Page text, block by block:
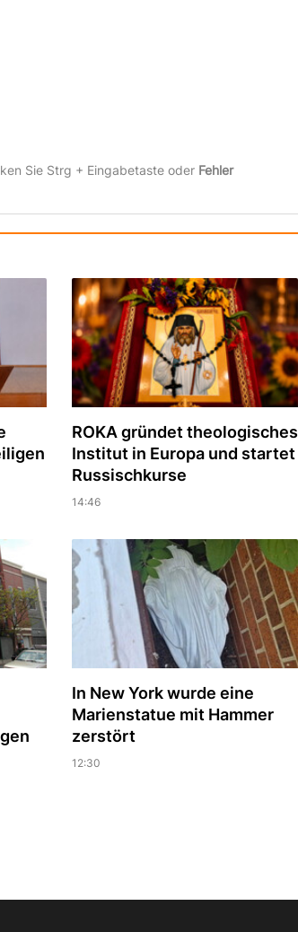
Sie Strg + Eingabetaste oder Fehler
ROKA gründet theologisches
Institut in Europa und startet
Russischkurse
14:46
In New York wurde eine
Marienstatue mit Hammer
zerstört
12:30